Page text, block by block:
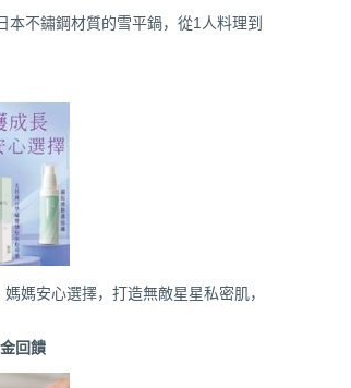
不鏽鋼材質的雪平鍋，從1人料理到
媽安心選擇，打造無敵星星私密肌，
回饋